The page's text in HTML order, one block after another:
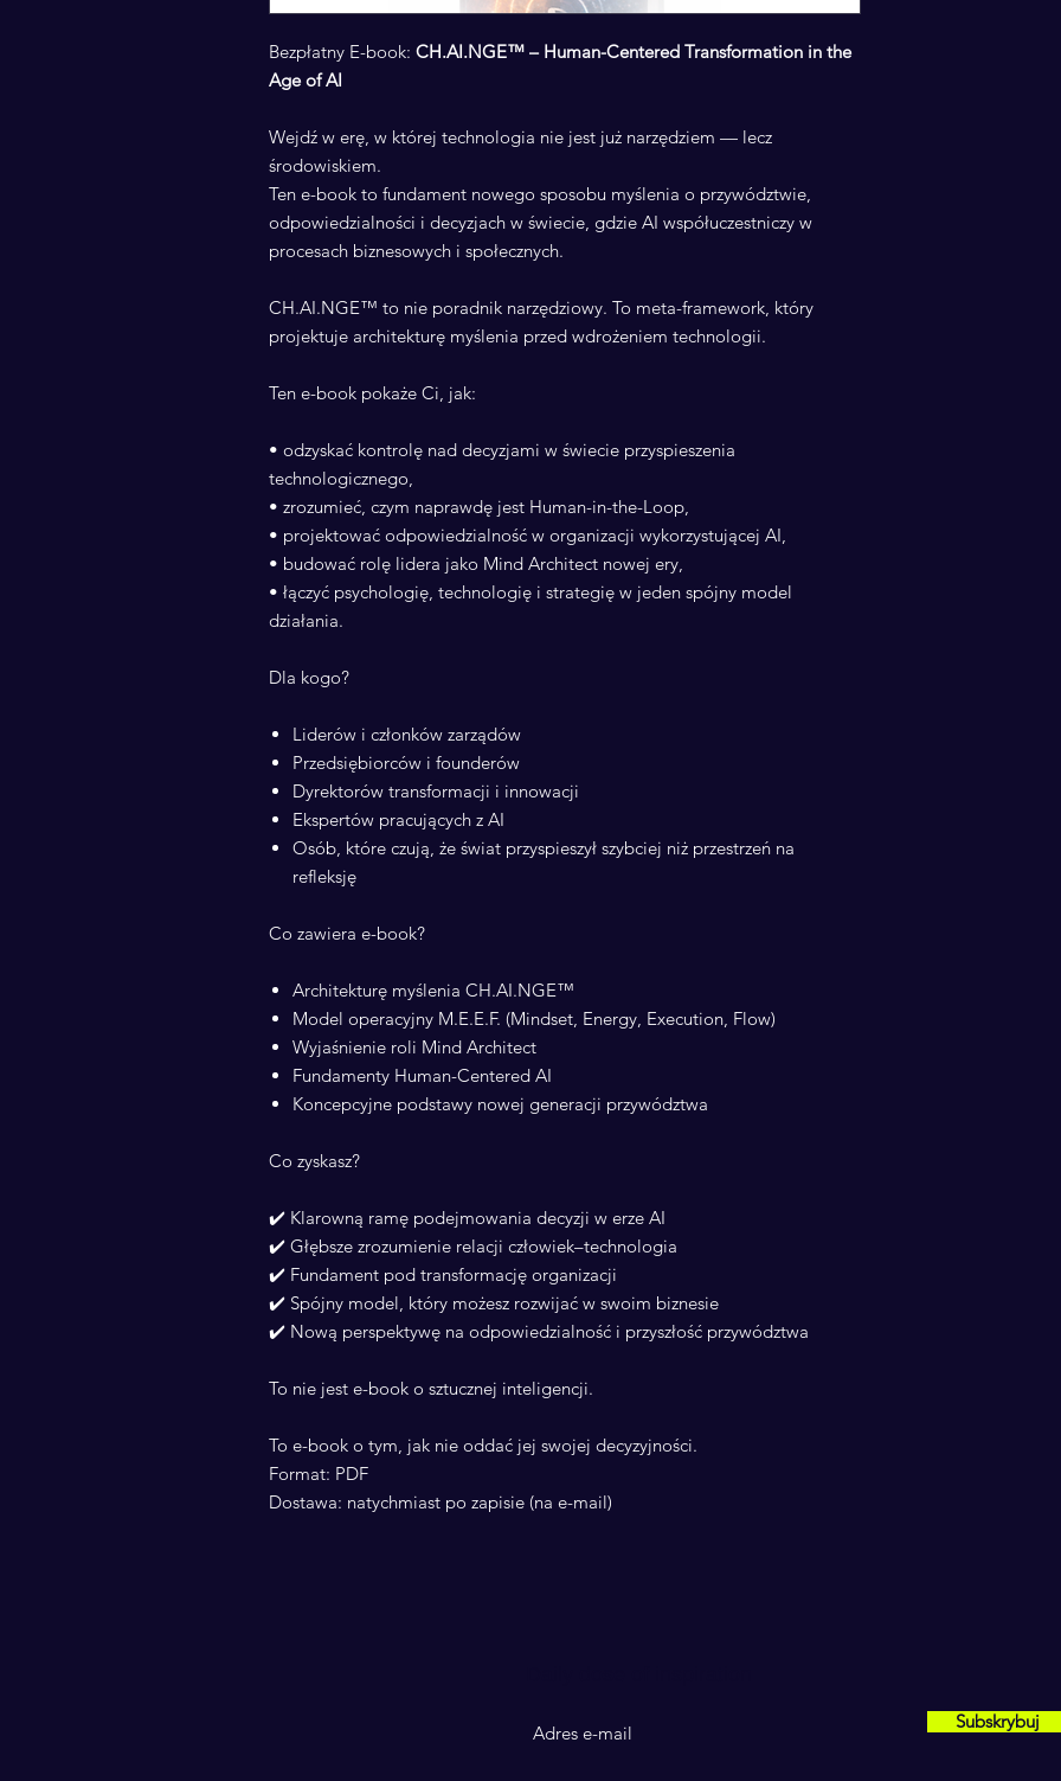
Bezpłatny E-book: CH.AI.NGE™ – Human-Centered Transformation in the
Age of AI
Wejdź w erę, w której technologia nie jest już narzędziem — lecz
środowiskiem.
Ten e-book to fundament nowego sposobu myślenia o przywództwie,
odpowiedzialności i decyzjach w świecie, gdzie AI współuczestniczy w
procesach biznesowych i społecznych.
CH.AI.NGE™ to nie poradnik narzędziowy. To meta-framework, który
projektuje architekturę myślenia przed wdrożeniem technologii.
Ten e-book pokaże Ci, jak:
• odzyskać kontrolę nad decyzjami w świecie przyspieszenia
technologicznego,
• zrozumieć, czym naprawdę jest Human-in-the-Loop,
• projektować odpowiedzialność w organizacji wykorzystującej AI,
• budować rolę lidera jako Mind Architect nowej ery,
• łączyć psychologię, technologię i strategię w jeden spójny model
działania.
Dla kogo?
Liderów i członków zarządów
Przedsiębiorców i founderów
Dyrektorów transformacji i innowacji
Ekspertów pracujących z AI
Osób, które czują, że świat przyspieszył szybciej niż przestrzeń na
refleksję
Co zawiera e-book?
Architekturę myślenia CH.AI.NGE™
Model operacyjny M.E.E.F. (Mindset, Energy, Execution, Flow)
Wyjaśnienie roli Mind Architect
Fundamenty Human-Centered AI
Koncepcyjne podstawy nowej generacji przywództwa
Co zyskasz?
✔️ Klarowną ramę podejmowania decyzji w erze AI
✔️ Głębsze zrozumienie relacji człowiek–technologia
✔️ Fundament pod transformację organizacji
✔️ Spójny model, który możesz rozwijać w swoim biznesie
✔️ Nową perspektywę na odpowiedzialność i przyszłość przywództwa
To nie jest e-book o sztucznej inteligencji.
To e-book o tym, jak nie oddać jej swojej decyzyjności.
Format: PDF
Dostawa: natychmiast po zapisie (na e-mail)
Subskrybuj